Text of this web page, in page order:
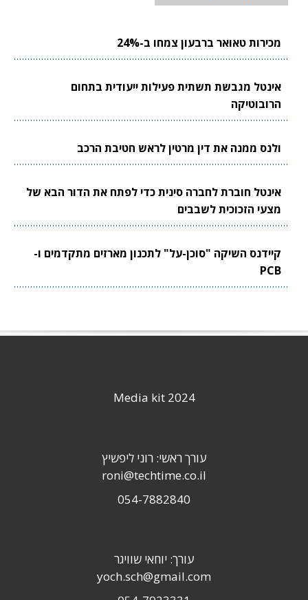
מכירות טאואר ברבעון צמחו ב-24%
אינטל מגבשת תשתית פעילות ייעודית בתחום
הרובוטיקה
ולנס ממנה את דין מרטין לראש חטיבת הרכב
אינטל חוברת לחברה סינית כדי לפתח את הדור הבא של
מצעי הזכוכית לשבבים
קיידנס השיקה "סוכן-על" לתכנון מארזים מתקדמים ו-
PCB
Media kit 2024
עורך ראשי: רוני ליפשיץ
roni@techtime.co.il
054-7882840
עורך: יוחאי שוויגר
yoch.sch@gmail.com